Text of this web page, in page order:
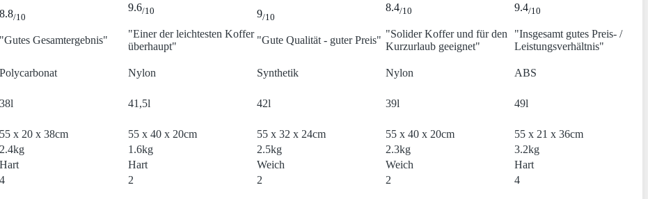
8.8/10
"Gutes Gesamtergebnis"
9.6/10
"Einer der leichtesten Koffer
überhaupt"
9/10
"Gute Qualität - guter Preis"
8.4/10
"Solider Koffer und für den
Kurzurlaub geeignet"
9.4/10
"Insgesamt gutes Preis- /
Leistungsverhältnis"
Polycarbonat Nylon Synthetik Nylon
ABS
38l 41,5l 42l 39l
49l
55 x 20 x 38cm 55 x 40 x 20cm 55 x 32 x 24cm 55 x 40 x 20cm
55 x 21 x 36cm
2.4kg 1.6kg 2.5kg 2.3kg
3.2kg
Hart Hart Weich Weich
Hart
4 2 2 2 4